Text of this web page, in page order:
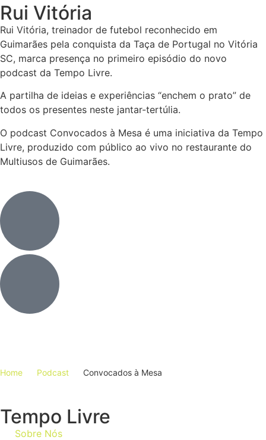
Rui Vitória
Rui Vitória, treinador de futebol reconhecido em
Guimarães pela conquista da Taça de Portugal no Vitória
SC, marca presença no primeiro episódio do novo
podcast da Tempo Livre.
A partilha de ideias e experiências “enchem o prato” de
todos os presentes neste jantar-tertúlia.
O podcast Convocados à Mesa é uma iniciativa da Tempo
Livre, produzido com público ao vivo no restaurante do
Multiusos de Guimarães.
Home Podcast Convocados à Mesa
Tempo Livre
Sobre Nós